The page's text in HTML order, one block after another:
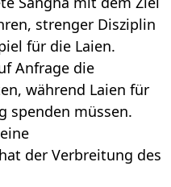
strenger Disziplin
für die Laien.
Anfrage die
während Laien für
spenden müssen.
der Verbreitung des